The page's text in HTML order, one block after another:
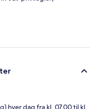
hver dag fra kl. 07.00 til kl.